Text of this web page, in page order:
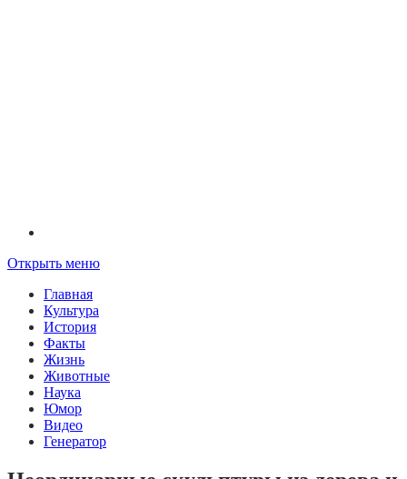
Открыть меню
Главная
Культура
История
Факты
Жизнь
Животные
Наука
Юмор
Видео
Генератор